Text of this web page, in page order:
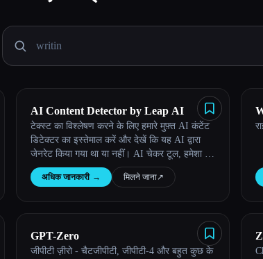
AI Content Detector by Leap AI
टेक्स्ट का विश्लेषण करने के लिए हमारे मुफ़्त AI कंटेंट
डिटेक्टर का इस्तेमाल करें और देखें कि यह AI द्वारा
जेनरेट किया गया था या नहीं। AI चेकर टूल, हमेशा के
लिए 100% मुफ़्त।
अधिक जानकारी → मिलने जाना↗︎
GPT-Zero
जीपीटी ज़ीरो - चैटजीपीटी, जीपीटी-4 और बहुत कुछ के